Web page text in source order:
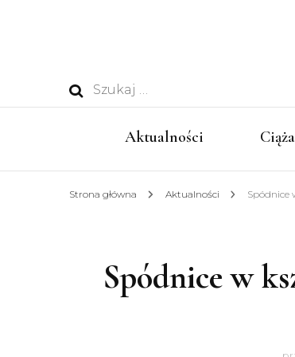
Szukaj:
Aktualności Ciąża
Strona główna Aktualności Spódnice
Spódnice w